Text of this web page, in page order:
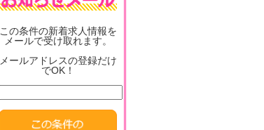
この条件の新着求人情報を
メールで受け取れます。
メールアドレスの登録だけ
でOK！